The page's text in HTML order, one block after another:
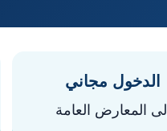
الدخول مجاني
إلى المعارض العامة